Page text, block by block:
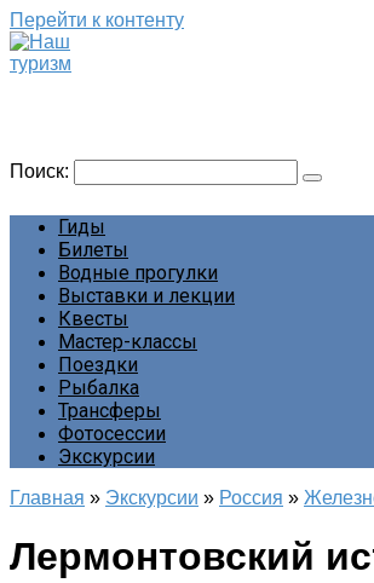
Перейти к контенту
Поиск:
Гиды
Билеты
Водные прогулки
Выставки и лекции
Квесты
Мастер-классы
Поездки
Рыбалка
Трансферы
Фотосессии
Экскурсии
Главная » Экскурсии » Россия »
Лермонтовский